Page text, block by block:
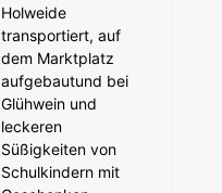
Holweide
transportiert, auf
dem Marktplatz
aufgebautund bei
Glühwein und
leckeren
Süßigkeiten von
Schulkindern mit